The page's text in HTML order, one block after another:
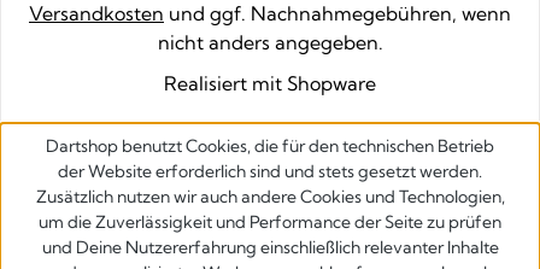
Versandkosten und ggf. Nachnahmegebühren, wenn
nicht anders angegeben.
Realisiert mit Shopware
Dartshop benutzt Cookies, die für den technischen Betrieb
der Website erforderlich sind und stets gesetzt werden.
Zusätzlich nutzen wir auch andere Cookies und Technologien,
um die Zuverlässigkeit und Performance der Seite zu prüfen
und Deine Nutzererfahrung einschließlich relevanter Inhalte